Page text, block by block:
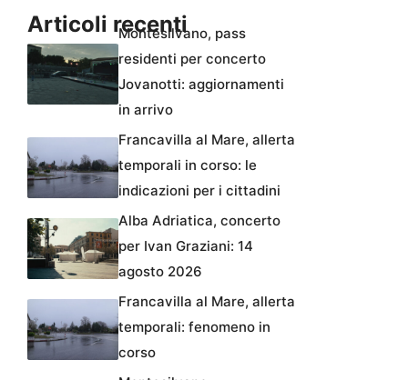
Articoli recenti
Montesilvano, pass
residenti per concerto
Jovanotti: aggiornamenti
in arrivo
Francavilla al Mare, allerta
temporali in corso: le
indicazioni per i cittadini
Alba Adriatica, concerto
per Ivan Graziani: 14
agosto 2026
Francavilla al Mare, allerta
temporali: fenomeno in
corso